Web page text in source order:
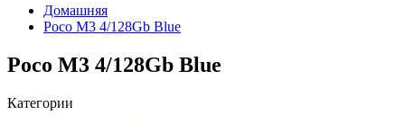
Домашняя
Poco M3 4/128Gb Blue
Poco M3 4/128Gb Blue
Категории